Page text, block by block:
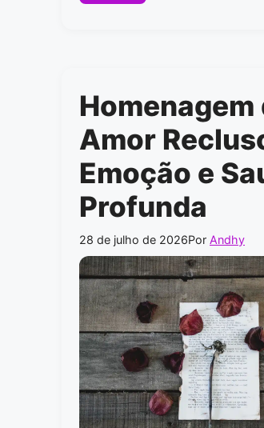
Homenagem
Amor
Emoção e
Profunda
28 de julho de 2026Por Andhy